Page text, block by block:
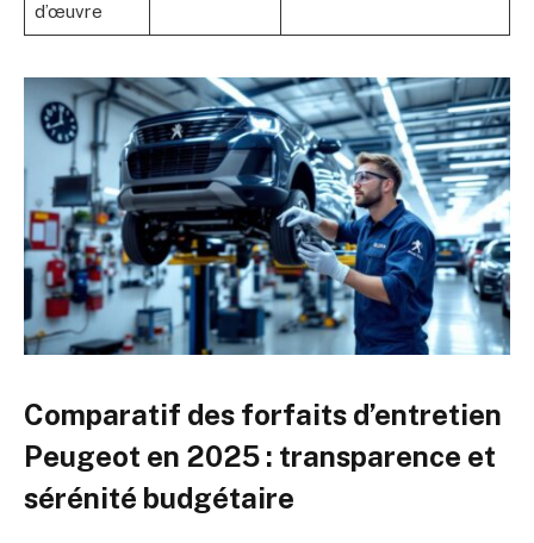
d’œuvre
Comparatif des forfaits d’entretien
Peugeot en 2025 : transparence et
sérénité budgétaire